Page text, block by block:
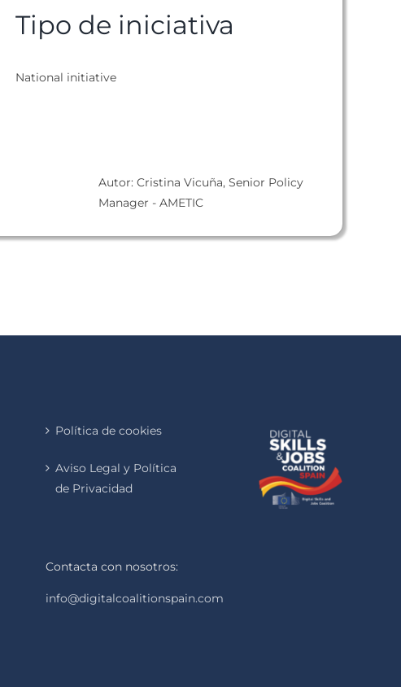
Tipo de iniciativa
National initiative
Autor: Cristina Vicuña, Senior Policy
Manager - AMETIC
Política de cookies
Aviso Legal y Política
de Privacidad
Contacta con nosotros:
info@digitalcoalitionspain.com